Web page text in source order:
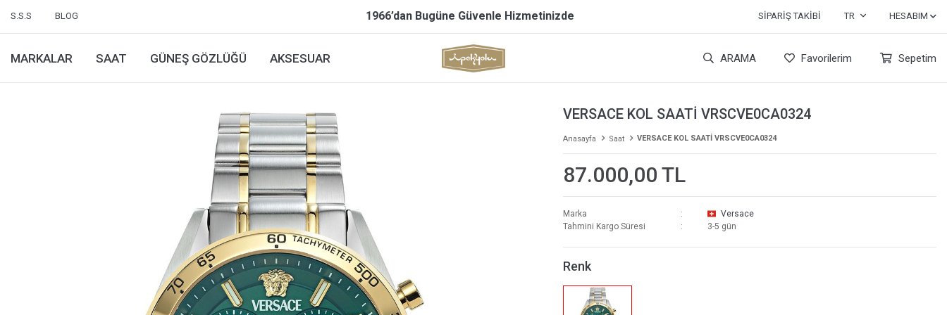
S.S.S BLOG 1966’dan Bugüne Güvenle Hizmetinizde SIPARIŞ TAKIBI TR HESABIM
MARKALAR SAAT GÜNEŞ GÖZLÜĞÜ AKSESUAR ARAMA Favorilerim Sepetim
VERSACE KOL SAATİ VRSCVE0CA0324
Anasayfa Saat VERSACE KOL SAATİ VRSCVE0CA0324
87.000,00 TL
Marka
Versace
Tahmini Kargo Süresi
3-5 gün
Renk